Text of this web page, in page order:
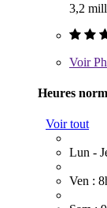
3,2
Voir
Heures
Voir tout
Lun -
Ven :